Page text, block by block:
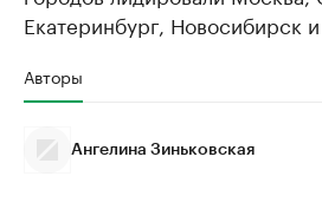
Екатеринбург, Новосибирск и
Авторы
Ангелина Зиньковская